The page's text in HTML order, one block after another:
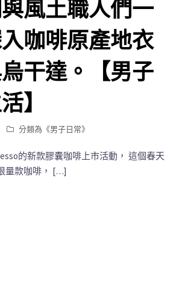
風土職人們一
咖啡原產地衣
干達。【男子
】
分類為《男子日常》
的新款膠囊咖啡上市活動， 這個春天
量款咖啡， […]